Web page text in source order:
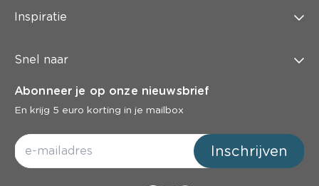
Inspiratie
Snel naar
Abonneer je op onze nieuwsbrief
En krijg 5 euro korting in je mailbox
Inschrijven